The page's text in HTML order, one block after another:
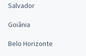
Salvador
Goiânia
Belo Horizonte